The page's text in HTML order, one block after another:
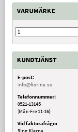
VARUMÄRKE
KUNDTJÄNST
E-post:
info@fiorina.se
Telefonnummer:
0521-13145
(Mån-Fre 11-16)
Vid fakturafrågor
Ring Klarna